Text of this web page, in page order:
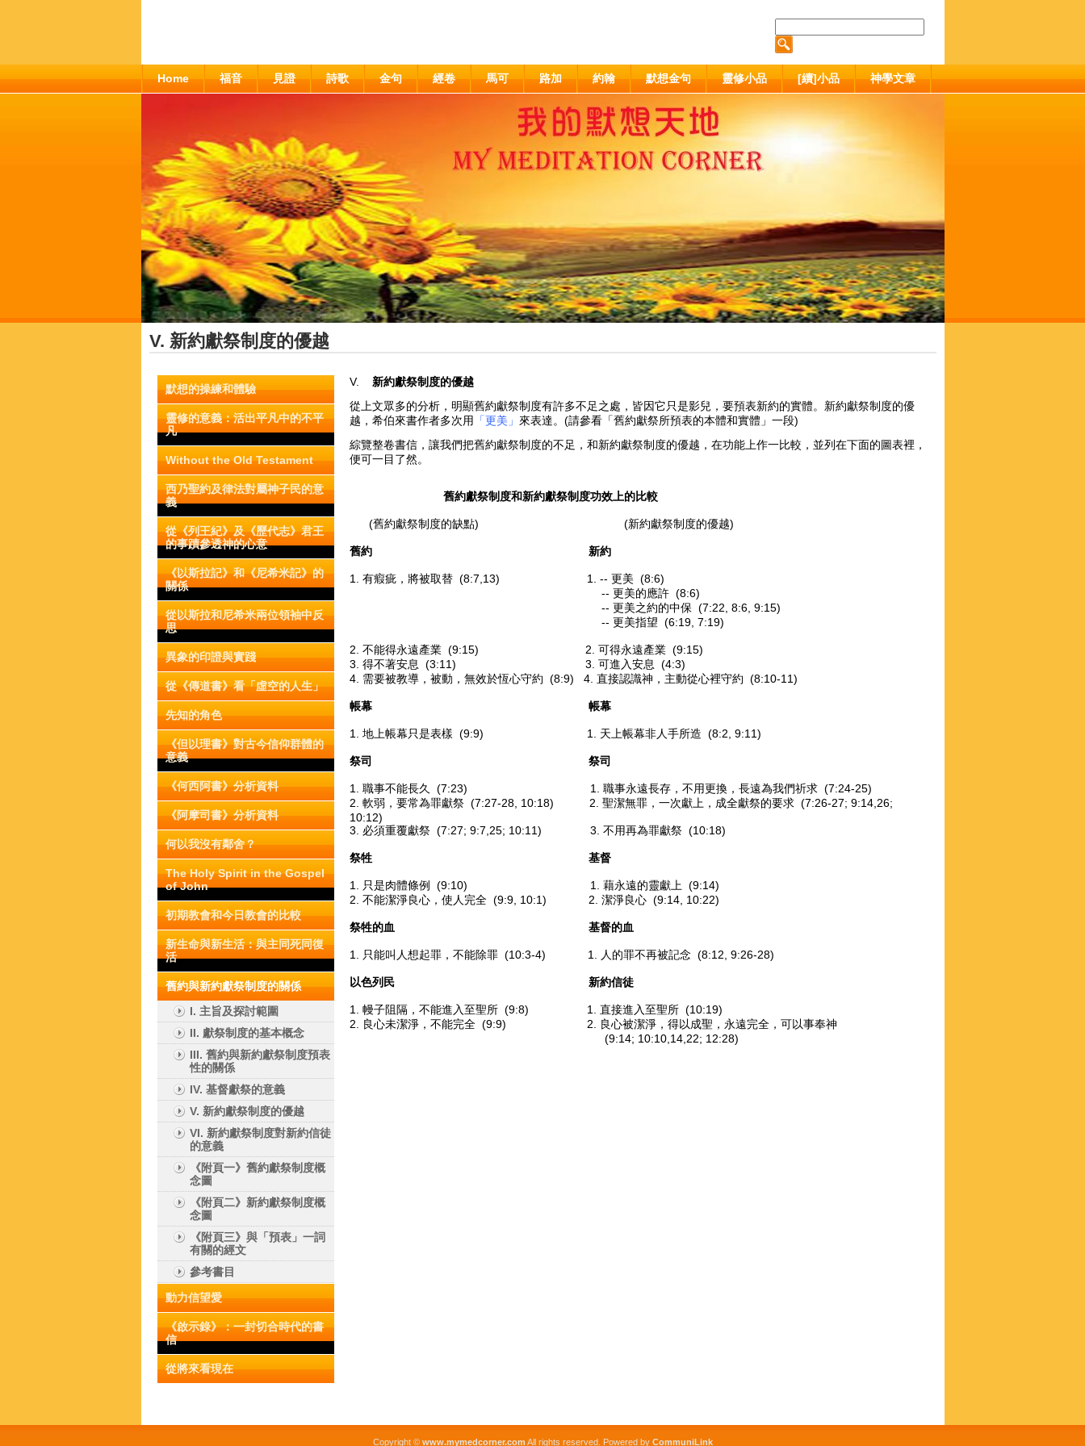
Home 福音 見證 詩歌 金句 經卷 馬可 路加 約翰 默想金句 靈修小品 [續]小品 神學文章
V. 新約獻祭制度的優越
默想的操練和體驗
靈修的意義：活出平凡中的不平
凡
Without the Old Testament
西乃聖約及律法對屬神子民的意
義
從《列王紀》及《歷代志》君王
的事蹟參透神的心意
《以斯拉記》和《尼希米記》的
關係
從以斯拉和尼希米兩位領袖中反
思
異象的印證與實踐
從《傳道書》看「虛空的人生」
先知的角色
《但以理書》對古今信仰群體的
意義
《何西阿書》分析資料
《阿摩司書》分析資料
何以我沒有鄰舍？
The Holy Spirit in the Gospel
of John
初期教會和今日教會的比較
新生命與新生活：與主同死同復
活
舊約與新約獻祭制度的關係
I. 主旨及探討範圍
II. 獻祭制度的基本概念
III. 舊約與新約獻祭制度預表
性的關係
IV. 基督獻祭的意義
V. 新約獻祭制度的優越
VI. 新約獻祭制度對新約信徒
的意義
《附頁一》舊約獻祭制度概
念圖
《附頁二》新約獻祭制度概
念圖
《附頁三》與「預表」一詞
有關的經文
參考書目
動力信望愛
《啟示錄》：一封切合時代的書
信
從將來看現在
V. 新約獻祭制度的優越
從上文眾多的分析，明顯舊約獻祭制度有許多不足之處，皆因它只是影兒，要預表新約的實體。新約獻祭制度的優
越，希伯來書作者多次用
「更美」 來表達。(請參看「舊約獻祭所預表的本體和實體」一段)
綜覽整卷書信，讓我們把舊約獻祭制度的不足，和新約獻祭制度的優越，在功能上作一比較，並列在下面的圖表裡，
便可一目了然。
舊約獻祭制度和新約獻祭制度功效上的比較
(舊約獻祭制度的缺點) (新約獻祭制度的優越)
舊約 新約
1. 有瘕疵，將被取替 (8:7,13) 1. -- 更美 (8:6)
-- 更美的應許 (8:6)
-- 更美之約的中保 (7:22, 8:6, 9:15)
-- 更美指望 (6:19, 7:19)
2. 不能得永遠產業 (9:15) 2. 可得永遠產業 (9:15)
3. 得不著安息 (3:11) 3. 可進入安息 (4:3)
4. 需要被教導，被動，無效於恆心守約 (8:9) 4. 直接認識神，主動從心裡守約 (8:10-11)
帳幕 帳幕
1. 地上帳幕只是表樣 (9:9) 1. 天上帳幕非人手所造 (8:2, 9:11)
祭司 祭司
1. 職事不能長久 (7:23) 1. 職事永遠長存，不用更換，長遠為我們祈求 (7:24-25)
2. 軟弱，要常為罪獻祭 (7:27-28, 10:18) 2. 聖潔無罪，一次獻上，成全獻祭的要求 (7:26-27; 9:14,26;
10:12)
3. 必須重覆獻祭 (7:27; 9:7,25; 10:11) 3. 不用再為罪獻祭 (10:18)
祭牲 基督
1. 只是肉體條例 (9:10) 1. 藉永遠的靈獻上 (9:14)
2. 不能潔淨良心，使人完全 (9:9, 10:1) 2. 潔淨良心 (9:14, 10:22)
祭牲的血 基督的血
1. 只能叫人想起罪，不能除罪 (10:3-4) 1. 人的罪不再被記念 (8:12, 9:26-28)
以色列民 新約信徒
1. 幔子阻隔，不能進入至聖所 (9:8) 1. 直接進入至聖所 (10:19)
2. 良心未潔淨，不能完全 (9:9) 2. 良心被潔淨，得以成聖，永遠完全，可以事奉神
(9:14; 10:10,14,22; 12:28)
Copyright © www.mymedcorner.com All rights reserved. Powered by CommuniLink